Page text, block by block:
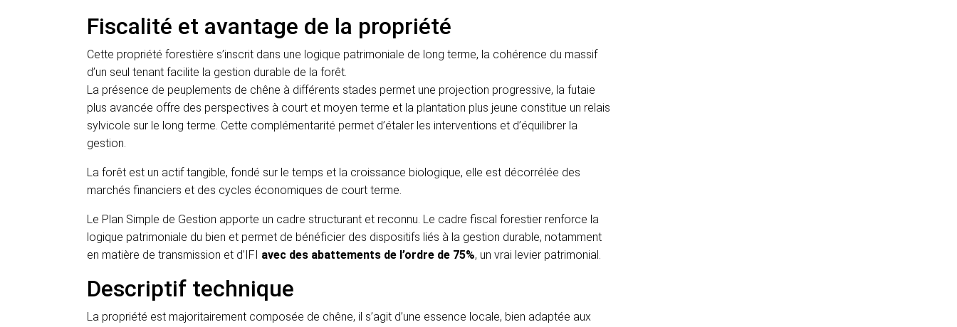
Fiscalité et avantage de la propriété
Cette propriété forestière s’inscrit dans une logique patrimoniale de long terme, la cohérence du massif
d’un seul tenant facilite la gestion durable de la forêt.
La présence de peuplements de chêne à différents stades permet une projection progressive, la futaie
plus avancée offre des perspectives à court et moyen terme et la plantation plus jeune constitue un relais
sylvicole sur le long terme. Cette complémentarité permet d’étaler les interventions et d’équilibrer la
gestion.
La forêt est un actif tangible, fondé sur le temps et la croissance biologique, elle est décorrélée des
marchés financiers et des cycles économiques de court terme.
Le Plan Simple de Gestion apporte un cadre structurant et reconnu. Le cadre fiscal forestier renforce la
logique patrimoniale du bien et permet de bénéficier des dispositifs liés à la gestion durable, notamment
en matière de transmission et d’IFI avec des abattements de l’ordre de 75%, un vrai levier patrimonial.
Descriptif technique
La propriété est majoritairement composée de chêne, il s’agit d’une essence locale, bien adaptée aux